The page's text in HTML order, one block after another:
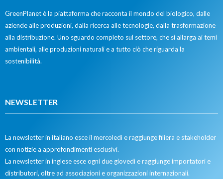
GreenPlanet è la piattaforma che racconta il mondo del biologico, dalle
aziende alle produzioni, dalla ricerca alle tecnologie, dalla trasformazione
alla distribuzione. Uno sguardo completo sul settore, che si allarga ai temi
ambientali, alle produzioni naturali e a tutto ciò che riguarda la
sostenibilità.
NEWSLETTER
La newsletter in italiano esce il mercoledì e raggiunge filiera e stakeholder
con notizie a approfondimenti esclusivi.
La newsletter in inglese esce ogni due giovedì e raggiunge importatori e
distributori, oltre ad associazioni e organizzazioni internazionali.